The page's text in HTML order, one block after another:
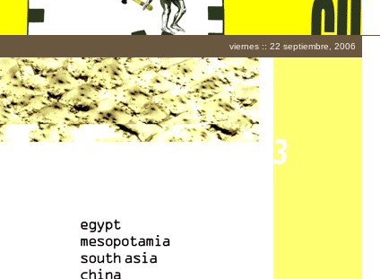
viernes :: 22 septiembre, 2006